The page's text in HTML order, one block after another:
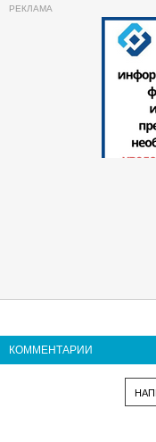
КОММЕНТАРИИ